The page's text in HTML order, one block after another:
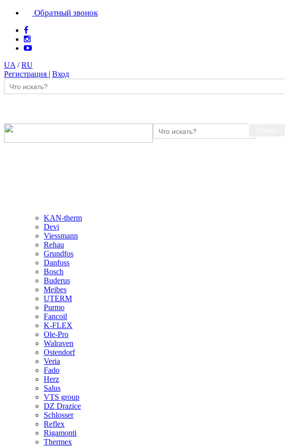
Обратный звонок
UA /RU
Регистрация | Вход
KAN-therm
Devi
Viessmann
Rehau
Grundfos
Danfoss
Bosch
Buderus
Meibes
UTERM
Purmo
Fancoil
K-FLEX
Ole-Pro
Walraven
Ostendorf
Veria
Fado
Herz
Salus
VTS group
DZ Drazice
Schlosser
Reflex
Rigamonti
Thermex